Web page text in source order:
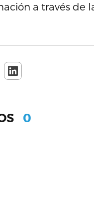
a través de
0